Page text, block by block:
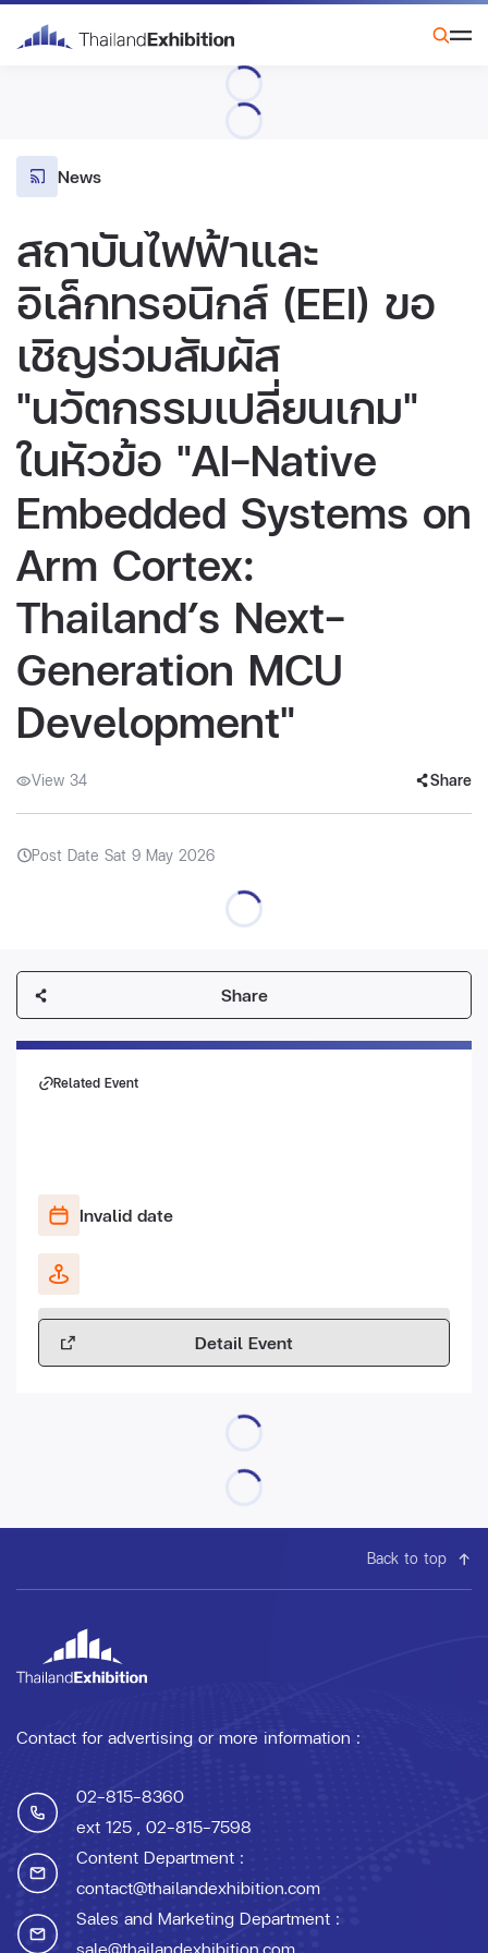
News
สถาบันไฟฟ้าและ
อิเล็กทรอนิกส์ (EEI) ขอ
เชิญร่วมสัมผัส
"นวัตกรรมเปลี่ยนเกม"
ในหัวข้อ "AI-Native
Embedded Systems on
Arm Cortex:
Thailand’s Next-
Generation MCU
Development"
View 34 Share
Post Date Sat 9 May 2026
Share
Related Event
Invalid date
Detail Event
Back to top
Contact for advertising or more information :
02-815-8360
ext 125 , 02-815-7598
Content Department :
contact@thailandexhibition.com
Sales and Marketing Department :
sale@thailandexhibition.com